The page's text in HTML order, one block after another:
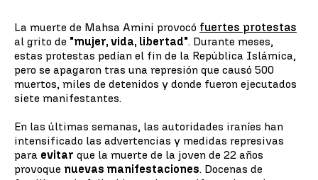
La muerte de Mahsa Amini provocó fuertes protestas
al grito de "mujer, vida, libertad". Durante meses,
estas protestas pedían el fin de la República Islámica,
pero se apagaron tras una represión que causó 500
muertos, miles de detenidos y donde fueron ejecutados
siete manifestantes.
En las últimas semanas, las autoridades iraníes han
intensificado las advertencias y medidas represivas
para evitar que la muerte de la joven de 22 años
provoque nuevas manifestaciones. Docenas de